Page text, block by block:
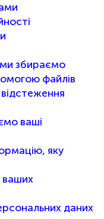
збираємо
файлів
ваші
яку
ваших
даних